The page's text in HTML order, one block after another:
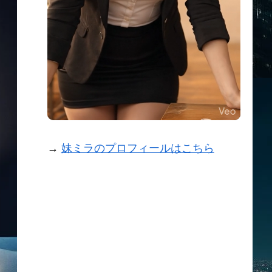
→ 妹ミラのプロフィールはこちら